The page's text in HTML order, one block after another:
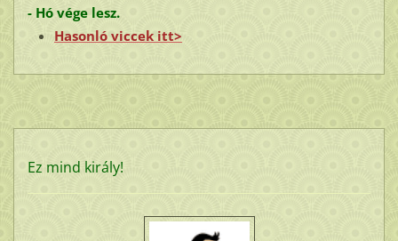
- Hó vége lesz.
Hasonló viccek itt>
Ez mind király!